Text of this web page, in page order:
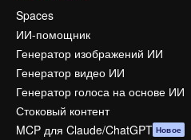
Spaces
ИИ-помощник
Генератор изображений ИИ
Генератор видео ИИ
Генератор голоса на основе ИИ
Стоковый контент
MCP для Claude/ChatGPT Новое